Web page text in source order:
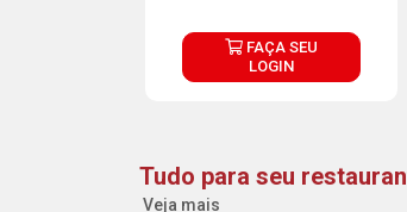
FAÇA SEU
LOGIN
Tudo para seu
Veja mais